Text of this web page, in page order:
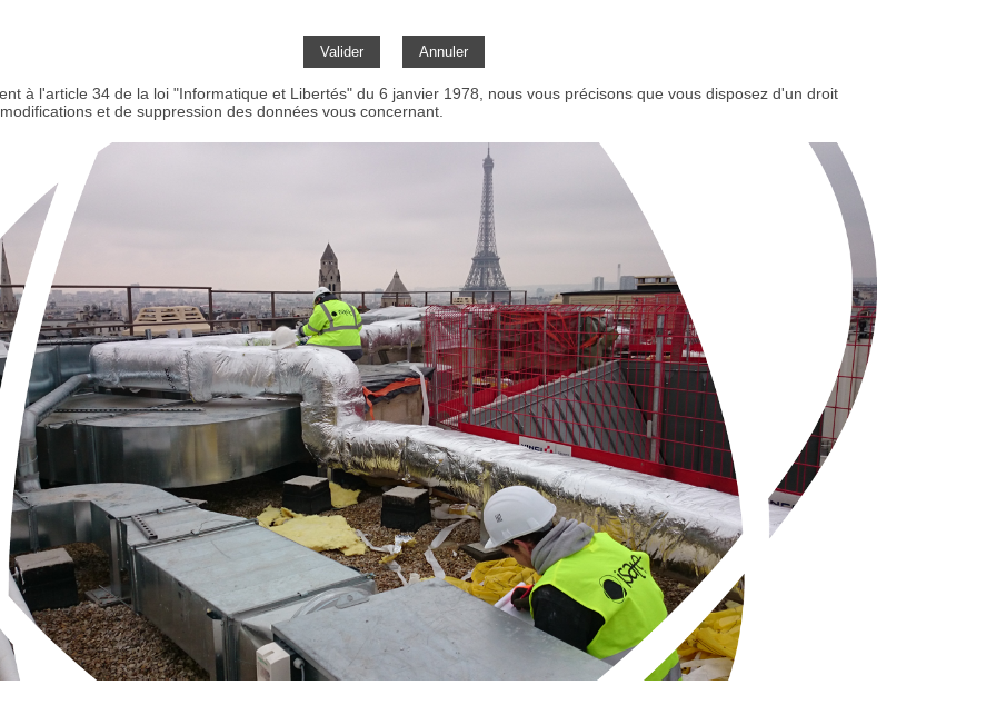
à l'article 34 de la loi "Informatique et Libertés" du 6 janvier 1978, nous vous précisons que vous disposez d'un droit
et de suppression des données vous concernant.